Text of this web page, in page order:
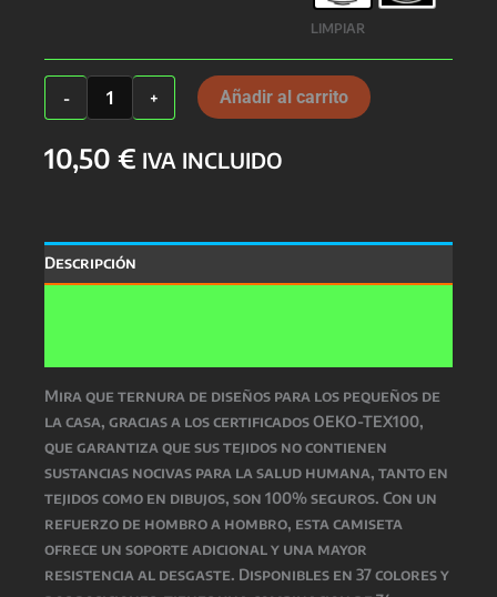
LIMPIAR
-
ESTER
-37
cantidad
+ Añadir al carrito
10,50 € IVA INCLUIDO
Descripción
Mira que ternura de diseños para los pequeños de
la casa, gracias a los certificados OEKO-TEX100,
que garantiza que sus tejidos no contienen
sustancias nocivas para la salud humana, tanto en
tejidos como en dibujos, son 100% seguros. Con un
refuerzo de hombro a hombro, esta camiseta
ofrece un soporte adicional y una mayor
resistencia al desgaste. Disponibles en 37 colores y